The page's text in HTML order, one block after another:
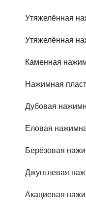
Утяжелённая
Утяжелённая
Каменная
Нажимная
Дубовая
Еловая
Берёзовая
Джунглевая
Акациевая